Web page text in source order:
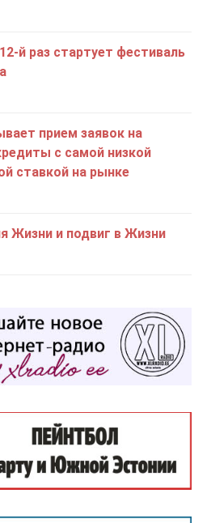
й раз стартует фестиваль
прием заявок на
c самой низкой
ставкой на рынке
Жизни и подвиг в Жизни